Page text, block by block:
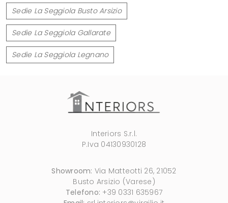
Sedie La Seggiola Busto Arsizio
Sedie La Seggiola Gallarate
Sedie La Seggiola Legnano
Interiors S.r.l.
P.Iva 04130930128
Showroom: Via Matteotti 26, 21052
Busto Arsizio (Varese)
Telefono: +39 0331 635967